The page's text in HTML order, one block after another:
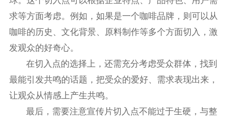
求等方面考虑。例如，如果是一个咖啡品牌，则可以从
咖啡的历史、文化背景、原料制作等多个方面切入，激
发观众的好奇心。
在切入点的选择上，还需充分考虑受众群体，找到
最能引发共鸣的话题，把受众的爱好、需求表现出来，
让观众从情感上产生共鸣。
最后，需要注意宣传片切入点不能过于生硬，与整